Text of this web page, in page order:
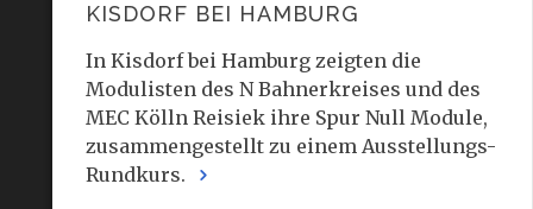
KISDORF BEI HAMBURG
In Kisdorf bei Hamburg zeigten die
Modulisten des N Bahnerkreises und des
MEC Kölln Reisiek ihre Spur Null Module,
zusammengestellt zu einem Ausstellungs-
Rundkurs.